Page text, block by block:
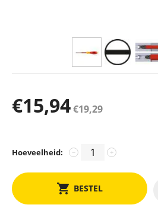
€15,94€19,29
Hoeveelheid: +
−
BESTEL